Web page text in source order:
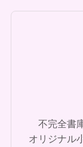
不完全書
オリジナル